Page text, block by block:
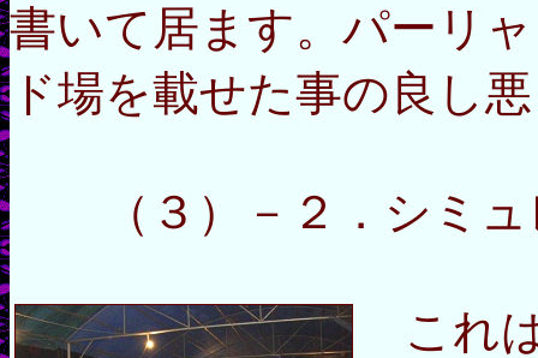
書いて居ます。パーリ
ド場を載せた事の良し
（３）－２．シミュ
これ